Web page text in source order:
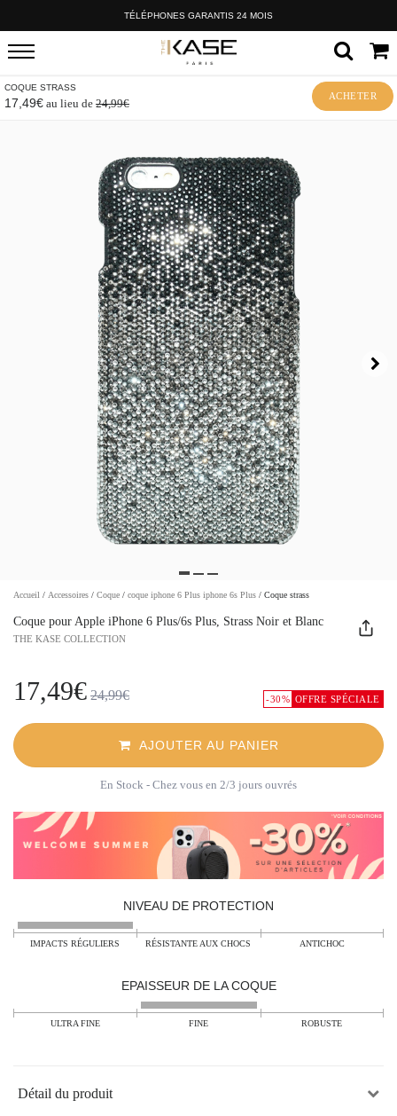
TÉLÉPHONES GARANTIS 24 MOIS
COQUE STRASS
17,49€ au lieu de 24,99€
ACHETER
Accueil / Accessoires / Coque / coque iphone 6 Plus iphone 6s Plus / Coque strass
Coque pour Apple iPhone 6 Plus/6s Plus, Strass Noir et Blanc
THE KASE COLLECTION
-30% OFFRE SPÉCIALE
17,49€ 24,99€
AJOUTER AU PANIER
En Stock - Chez vous en 2/3 jours ouvrés
NIVEAU DE PROTECTION
IMPACTS RÉGULIERS RÉSISTANTE AUX CHOCS ANTICHOC
EPAISSEUR DE LA COQUE
ULTRA FINE FINE ROBUSTE
Détail du produit